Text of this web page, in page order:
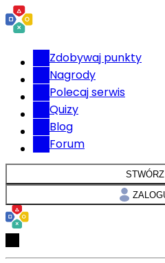
Zdobywaj punkty
Nagrody
Polecaj serwis
Quizy
Blog
Forum